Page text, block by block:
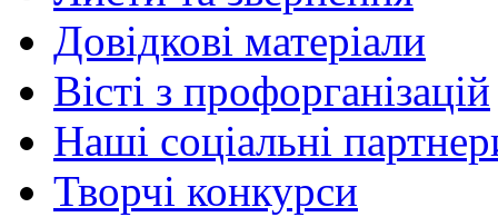
Довідкові матеріали
Вісті з профорганізацій
Наші соціальні
Творчі конкурси